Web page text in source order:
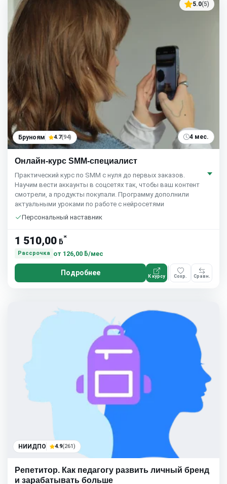
5.0(5)
Бруноям 4.7(94) 4 мес.
Онлайн-курс SMM-специалист
Практический курс по SMM с нуля до первых заказов.
Научим вести аккаунты в соцсетях так, чтобы ваш контент
смотрели, а продукты покупали. Программу дополнили
актуальными уроками по работе с нейросетями
Персональный наставник
1 510,00 ƃ*
Рассрочка от 126,00 ƃ/мес
Подробнее К курсу Сохр. Сравн.
НИИДПО 4.9(261)
Репетитор. Как педагогу развить личный бренд
и зарабатывать больше